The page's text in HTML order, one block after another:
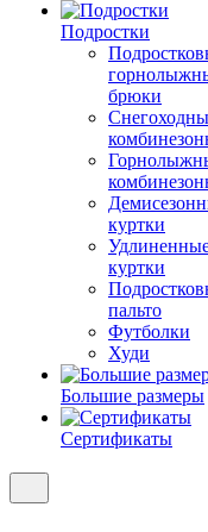
Подростки
брюки
куртки
куртки
пальто
Футболки
Худи
Большие размеры
Сертификаты